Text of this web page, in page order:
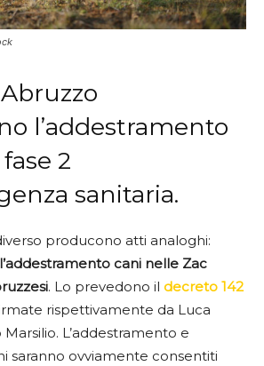
l’addestramento
2
sanitaria.
producono atti analoghi:
cani nelle Zac
. Lo prevedono il decreto 142
rispettivamente da Luca
L’addestramento e
saranno ovviamente consentiti